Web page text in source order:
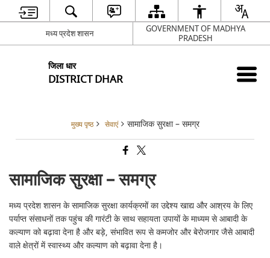
मध्य प्रदेश शासन
GOVERNMENT OF MADHYA
PRADESH
जिला धार
DISTRICT DHAR
मुख्य पृष्ठ सेवाएं सामाजिक सुरक्षा – समग्र
सामाजिक सुरक्षा – समग्र
मध्य प्रदेश शासन के सामाजिक सुरक्षा कार्यक्रमों का उद्देश्य खाद्य और आश्रय के लिए
पर्याप्त संसाधनों तक पहुंच की गारंटी के साथ सहायता उपायों के माध्यम से आबादी के
कल्याण को बढ़ावा देना है और बड़े, संभावित रूप से कमजोर और बेरोजगार जैसे आबादी
वाले क्षेत्रों में स्वास्थ्य और कल्याण को बढ़ावा देना है।